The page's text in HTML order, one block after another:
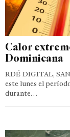
Calor
Dominicana
RDÉ DIGITAL,
este lunes el
durante…